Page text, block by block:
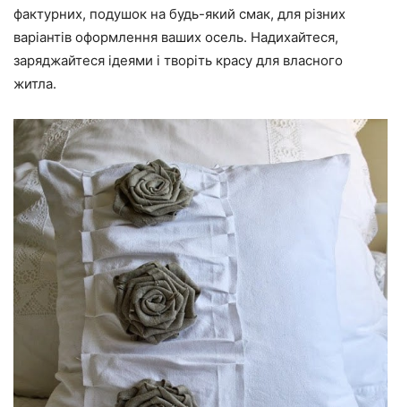
фактурних, подушок на будь-який смак, для різних
варіантів оформлення ваших осель. Надихайтеся,
заряджайтеся ідеями і творіть красу для власного
житла.